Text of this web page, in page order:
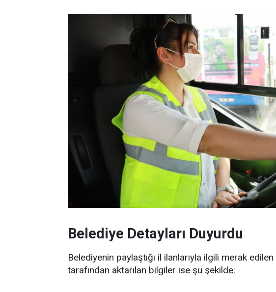
Belediye Detayları Duyurdu
Belediyenin paylaştığı il ilanlarıyla ilgili merak
tarafından aktarılan bilgiler ise şu şekilde: